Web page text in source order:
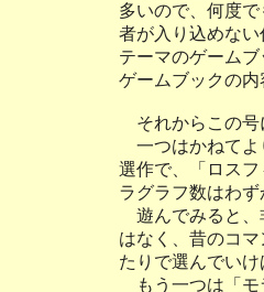
多いので、何度
者が入り込めな
テーマのゲーム
ゲームブックの
それからこの号
一つはかねてよ
選作で、「ロス
ラグラフ数はわず
遊んでみると、
はなく、昔のコ
たりで選んでい
もう一つは「モ